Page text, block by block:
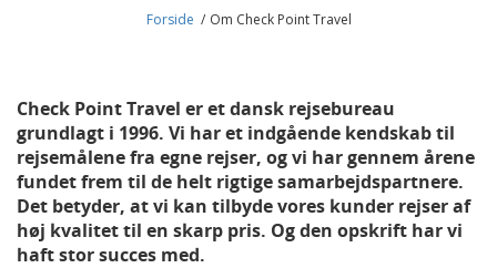
Forside Om Check Point Travel
Check Point Travel er et dansk rejsebureau
grundlagt i 1996. Vi har et indgående kendskab til
rejsemålene fra egne rejser, og vi har gennem årene
fundet frem til de helt rigtige samarbejdspartnere.
Det betyder, at vi kan tilbyde vores kunder rejser af
høj kvalitet til en skarp pris. Og den opskrift har vi
haft stor succes med.